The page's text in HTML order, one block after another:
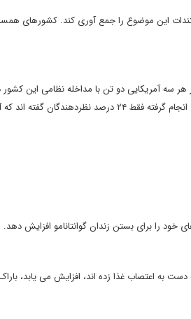
این موضوع را جمع آوری کند. کشورهای
سه آمریکایی دو تن با مداخله نظامی این
را برای بستن زندان گوانتانامو افزایش دهد.
دست به اعتصاب غذا زده اند، افزایش می یابد،